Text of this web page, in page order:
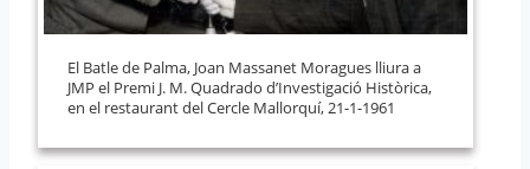
El Batle de Palma, Joan Massanet Moragues lliura a
JMP el Premi J. M. Quadrado d’Investigació Històrica,
en el restaurant del Cercle Mallorquí, 21-1-1961